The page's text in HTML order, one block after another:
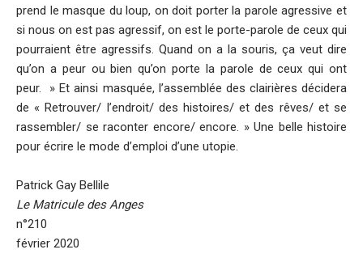
prend le masque du loup, on doit porter la parole agressive et
si nous on est pas agressif, on est le porte-parole de ceux qui
pourraient être agressifs. Quand on a la souris, ça veut dire
qu’on a peur ou bien qu’on porte la parole de ceux qui ont
peur. » Et ainsi masquée, l’assemblée des clairières décidera
de « Retrouver/ l’endroit/ des histoires/ et des rêves/ et se
rassembler/ se raconter encore/ encore. » Une belle histoire
pour écrire le mode d’emploi d’une utopie.
Patrick Gay Bellile
Le Matricule des Anges
n°210
février 2020